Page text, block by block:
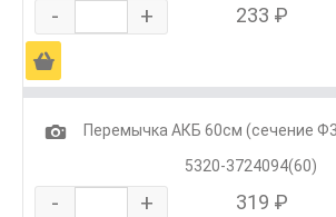
- + 233 ₽
Ä
1
Перемычка АКБ 60см (сечение
5320-3724094(60)
- + 319 ₽